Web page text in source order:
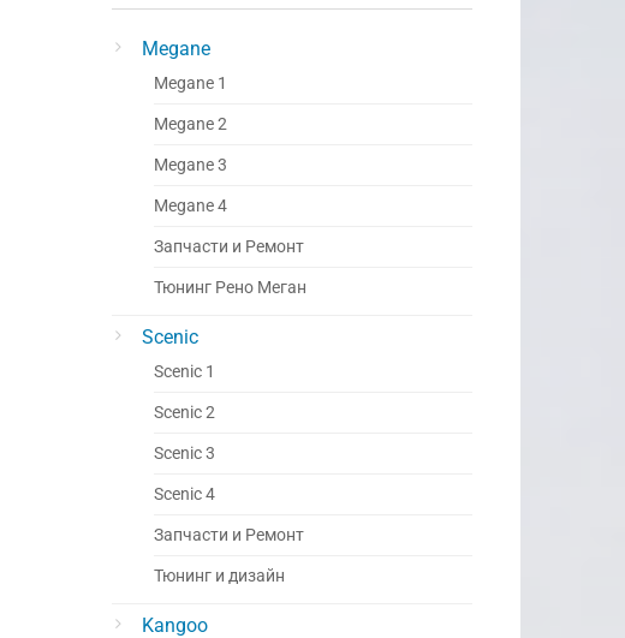
Megane
Megane 1
Megane 2
Megane 3
Megane 4
Запчасти и Ремонт
Тюнинг Рено Меган
Scenic
Scenic 1
Scenic 2
Scenic 3
Scenic 4
Запчасти и Ремонт
Тюнинг и дизайн
Kangoo